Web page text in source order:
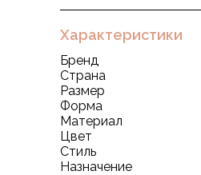
Характеристики
Бренд
Страна
Размер
Форма
Материал
Цвет
Стиль
Назначение